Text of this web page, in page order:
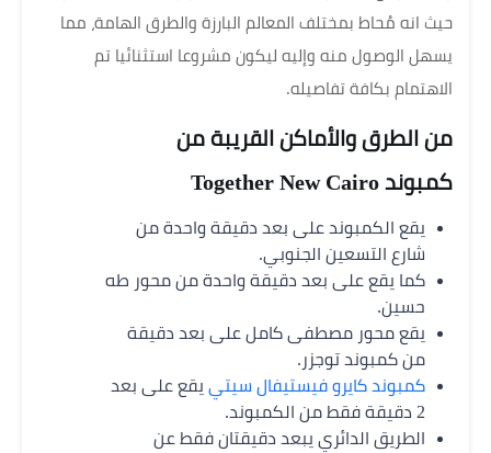
حيث انه مُحاط بمختلف المعالم البارزة والطرق الهامة، مما
يسهل الوصول منه وإليه ليكون مشروعا استثنائيا تم
الاهتمام بكافة تفاصيله.
من الطرق والأماكن القريبة من
كمبوند Together New Cairo
يقع الكمبوند على بعد دقيقة واحدة من
شارع التسعين الجنوبي.
كما يقع على بعد دقيقة واحدة من محور طه
حسين.
يقع محور مصطفى كامل على بعد دقيقة
من كمبوند توجزر.
كمبوند كايرو فيستيفال سيتي يقع على بعد
2 دقيقة فقط من الكمبوند.
الطريق الدائري يبعد دقيقتان فقط عن